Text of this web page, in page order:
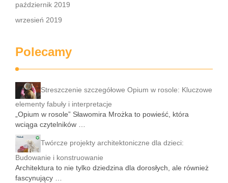
październik 2019
wrzesień 2019
Polecamy
Streszczenie szczegółowe Opium w rosole: Kluczowe
elementy fabuły i interpretacje
„Opium w rosole” Sławomira Mrożka to powieść, która
wciąga czytelników …
Twórcze projekty architektoniczne dla dzieci:
Budowanie i konstruowanie
Architektura to nie tylko dziedzina dla dorosłych, ale również
fascynujący …